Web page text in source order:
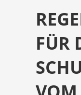
FÜR